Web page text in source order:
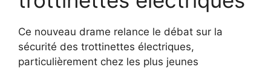
Ce nouveau drame relance le débat sur la
sécurité des trottinettes électriques,
particulièrement chez les plus jeunes